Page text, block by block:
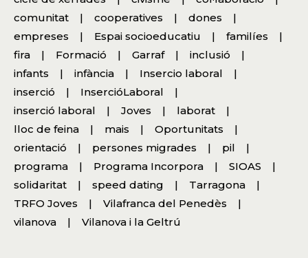
comunitat
cooperatives
dones
empreses
Espai socioeducatiu
familíes
fira
Formació Garraf
inclusió
infants
infància
Insercio laboral
inserció
InsercióLaboral
inserció laboral
Joves
laborat
lloc de feina
mais
Oportunitats
orientació
persones migrades
pil
programa
Programa Incorpora
SIOAS
solidaritat
speed dating
Tarragona
TRFO Joves
Vilafranca del Penedès
vilanova
Vilanova i la Geltrú